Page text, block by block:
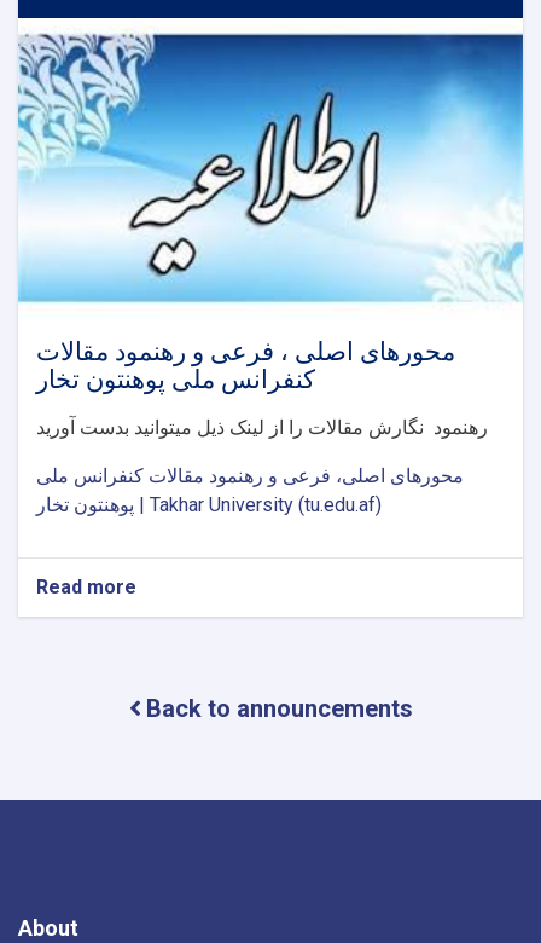
در
ولایت
محورهای اصلی ، فرعی و رهنمود مقالات
کنفرانس ملی پوهنتون تخار
رهنمود نگارش مقالات را از لینک ذیل میتوانید بدست آورید
محورهای اصلی، فرعی و رهنمود مقالات کنفرانس ملی
پوهنتون تخار | Takhar University (tu.edu.af)
Read more
محورهای
و
ملی
Back to announcements
About